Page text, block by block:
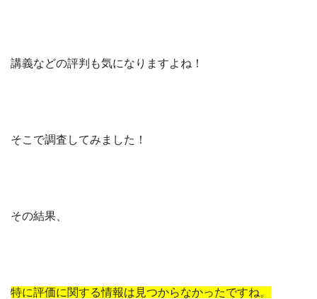
講義などの評判も気になりますよね！
そこで調査してみました！
その結果、
特に評価に関する情報は見つからなかったですね。